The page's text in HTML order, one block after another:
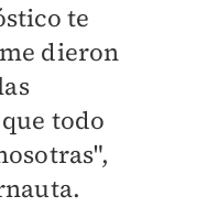
te
dieron
todo